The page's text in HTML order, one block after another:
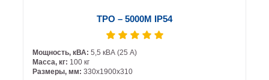
ТРО – 5000М IP54
Мощность, кВА: 5,5 кВА (25 А)
Масса, кг: 100 кг
Размеры, мм: 330х1900х310